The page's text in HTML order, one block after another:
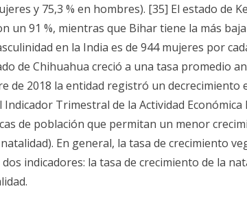
y 75,3 % en hombres). [35] El estado de
un 91 %, mientras que Bihar tiene la más
en la India es de 944 mujeres por
de Chihuahua creció a una tasa promedio
de 2018 la entidad registró un decrecimiento
Indicador Trimestral de la Actividad Económica
de población que permitan un menor
En general, la tasa de crecimiento
indicadores: la tasa de crecimiento de la